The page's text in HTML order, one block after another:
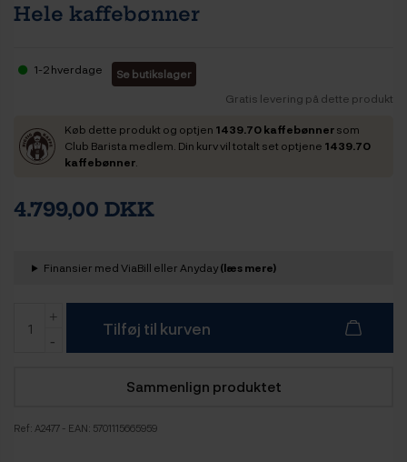
Hele kaffebønner
1-2 hverdage
Se butikslager
Gratis levering på dette produkt
Køb dette produkt og optjen 1439.70 kaffebønnersom
Club Barista medlem. Din kurv vil totalt set optjene 1439.70
kaffebønner
4.799,00 DKK
Finansier med ViaBill eller Anyday(læs mere)
Tilføj til kurven
Sammenlign produktet
Ref: A2477 - EAN: 5701115665959